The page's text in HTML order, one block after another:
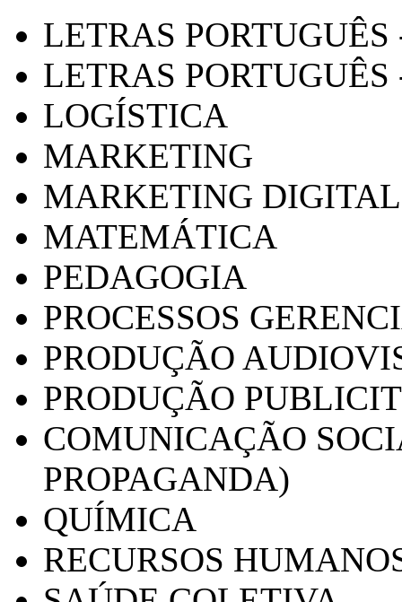
LETRAS
LETRAS PORTUGUÊS
LOGÍSTICA
MARKETING
MARKETING DIGITAL
MATEMÁTICA
PEDAGOGIA
PROCESSOS
PRODUÇÃO
PRODUÇÃO
COMUNICAÇÃO
PROPAGANDA)
QUÍMICA
RECURSOS